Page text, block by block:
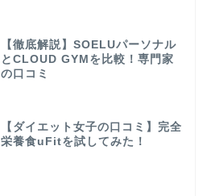
【徹底解説】SOELUパーソナル
とCLOUD GYMを比較！専門家
の口コミ
【ダイエット女子の口コミ】完全
栄養食uFitを試してみた！